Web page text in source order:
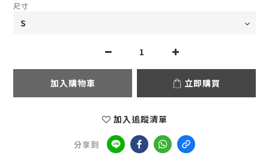
尺寸
加入購物車 立即購買
加入追蹤清單
分享到